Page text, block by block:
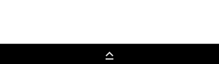
keyboard_capslock